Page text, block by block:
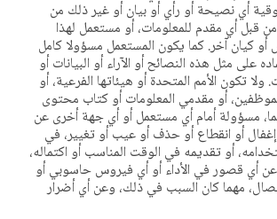
أي نصيحة أو رأي أو بيان أو غير ذلك من
قبل أي مقدم للمعلومات، أو مستعمل لهذا
كيان آخر. كما يكون المستعمل مسؤولا كامل
على مثل هذه النصائح أو الآراء أو البيانات أو
تكون الأمم المتحدة أو هيئاتها الفرعية، أو
أو مقدمي المعلومات أو كتاب محتوى
مسؤولة أمام أي مستعمل أو أي جهة أخرى عن
أو انقطاع أو حذف أو عيب أو تغيير، في
أو تقديمه في الوقت المناسب أو اكتماله،
أي قصور في الأداء أو أي فيروس حاسوبي أو
مهما كان السبب في ذلك، وعن أي أضرار